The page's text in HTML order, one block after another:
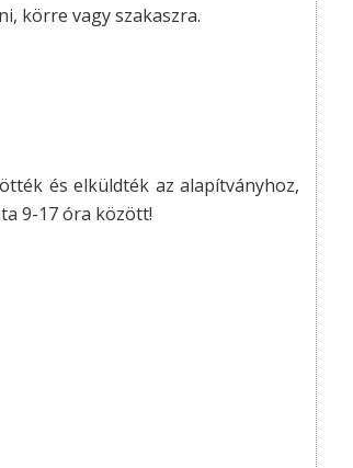
körre vagy szakaszra.
és elküldték az alapítványhoz,
9-17 óra között!